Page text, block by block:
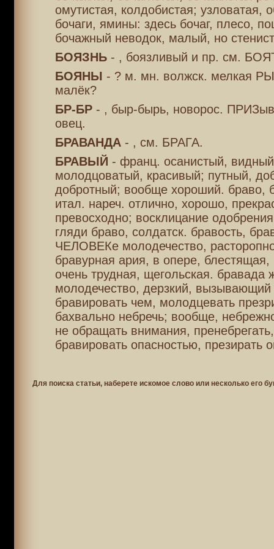
омутистая, колдобистая; узловатая,
бочаги, ямины: здесь бочаг, плесо,
бочажный неводок, малый, но
БОЯЗНЬ- , боязливый и пр. см.
БОЯНЫ - ? м. мн. волжск. мелкая
малёк?
БР-БР- , быр-бырь, новорос.
овец.
БРАВАНДА- , см. БРАГА.
БРАВЫЙ - франц. осанистый,
молодцоватый, красивый; путный,
добротный; вообще хороший. браво,
итал. нареч. отлично, хорошо,
превосходно; восклицание
гляди браво, солдатск. бравость,
ЧЕЛОВЕКе молодечество,
бравурная ария, в опере, блестящая,
очень трудная, щегольская. бравада
молодечество, дерзкий, вызывающий
бравировать чем, молодцевать
бахвально небречь; вообще,
не обращать внимания,
бравировать опасностью, презирать
Для поиска статьи, наберете искомое слово или несколько его